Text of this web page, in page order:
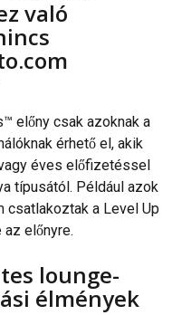
való
előny csak azoknak a
érhető el, akik
éves előfizetéssel
típusától. Például azok
csatlakoztak a Level Up
előnyre.
lounge-
élmények